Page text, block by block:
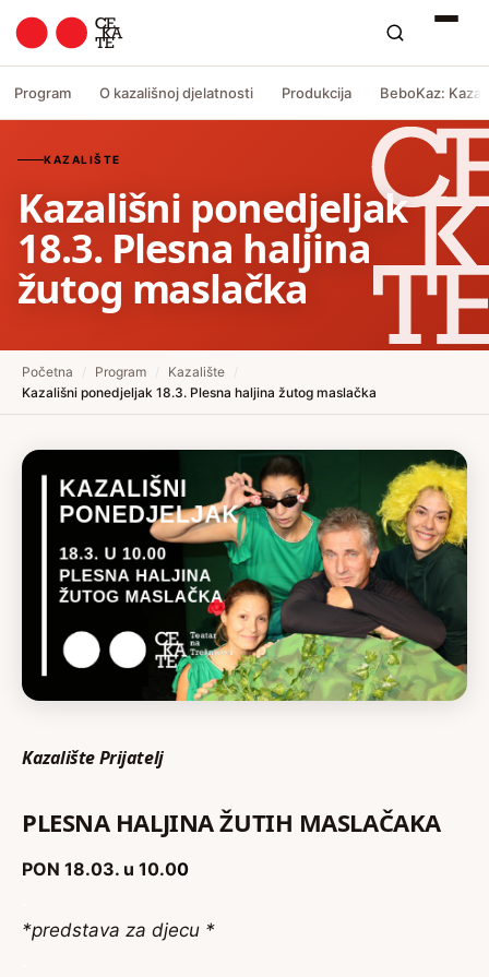
Program O kazališnoj djelatnosti Produkcija BeboKaz:
KAZALIŠTE
Kazališni ponedjeljak
18.3. Plesna haljina
žutog maslačka
Početna Program Kazalište
Kazališni ponedjeljak 18.3. Plesna haljina žutog maslačka
Kazalište Prijatelj
PLESNA HALJINA ŽUTIH MASLAČAKA
PON 18.03. u 10.00
*predstava za djecu *